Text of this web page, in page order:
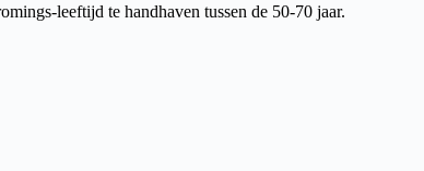
leeftijd te handhaven tussen de 50-70 jaar.